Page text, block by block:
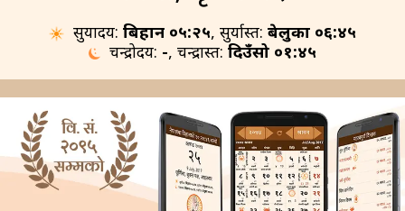
सुर्योदय:बिहान ०५:२५, सुर्यास्त:बेलुका ०६:४५
चन्द्रोदय: -, चन्द्रास्त:दिउँसो ०१:४५